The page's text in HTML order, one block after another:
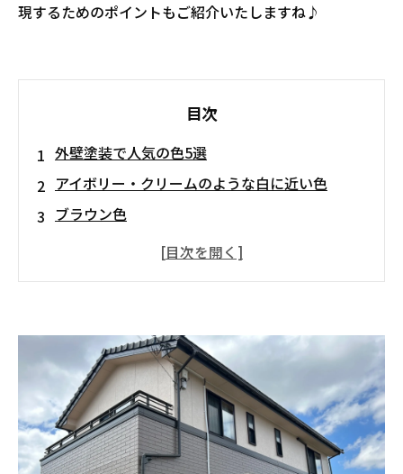
現するためのポイントもご紹介いたしますね♪
目次
外壁塗装で人気の色5選
アイボリー・クリームのような白に近い色
ブラウン色
外壁塗装に個性を出すコツ
メイン色は無難な色にして、ポイント使いで好
きな色を足す
ツートン色で外壁塗装する
更にこだわるなら外壁塗装アート